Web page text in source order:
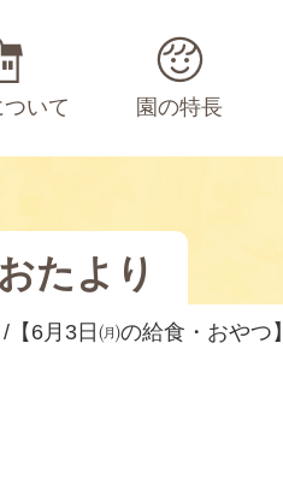
いて 園の特長
たより
【6月3日㈪の給食・おやつ】